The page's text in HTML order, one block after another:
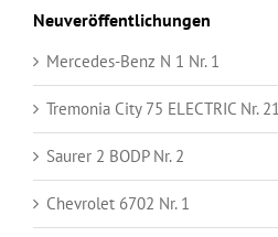
Neuveröffentlichungen
Mercedes-Benz N 1 Nr. 1
Tremonia City 75 ELECTRIC Nr. 21
Saurer 2 BODP Nr. 2
Chevrolet 6702 Nr. 1